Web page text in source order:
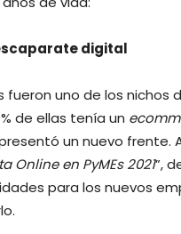
digital
fueron uno de los
de ellas tenía un
un nuevo frente.
Online en PyMEs 2021”,
para los nuevos